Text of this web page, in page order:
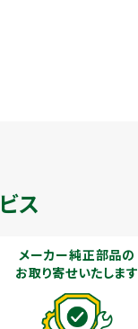
ス
メーカー純正部品の
お取り寄せいたします